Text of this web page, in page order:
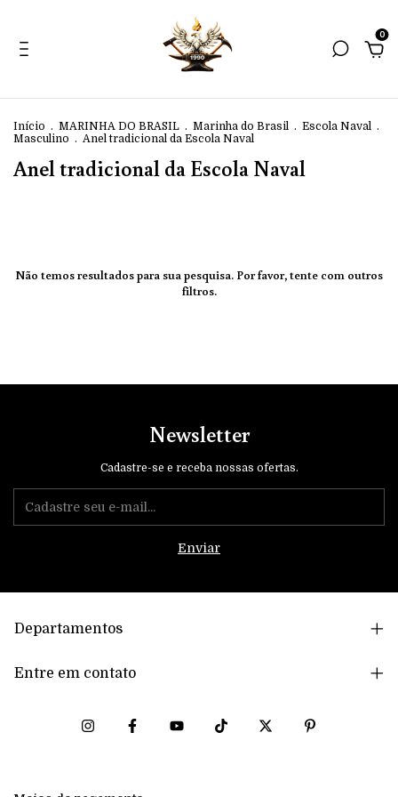
0
Início . MARINHA DO BRASIL . Marinha do Brasil . Escola Naval .
Masculino . Anel tradicional da Escola Naval
Anel tradicional da Escola Naval
Não temos resultados para sua pesquisa. Por favor, tente com outros
filtros.
Newsletter
Cadastre-se e receba nossas ofertas.
Departamentos
Entre em contato